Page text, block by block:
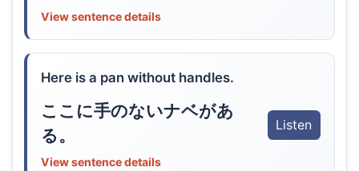
View sentence details
Here is a pan without handles.
ここに手のないナベがあ
る。
Listen
View sentence details